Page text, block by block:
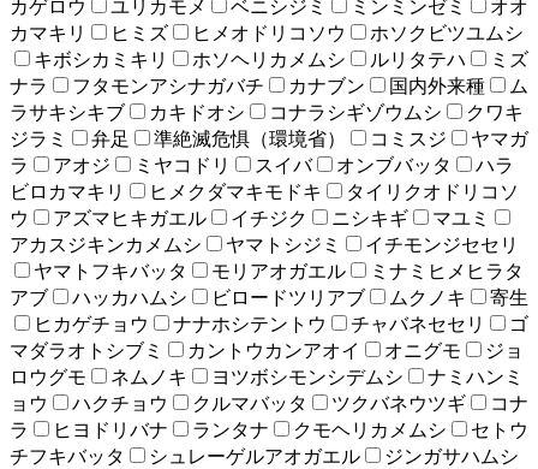
カゲロウ
ユリカモメ ベニシジミ ミンミンゼミ
オオ
カマキリ
ヒミズ ヒメオドリコソウ
ホソクビツユムシ
キボシカミキリ
ホソヘリカメムシ ルリタテハ
ミズ
ナラ
フタモンアシナガバチ カナブン 国内外来種
ム
ラサキシキブ
カキドオシ コナラシギゾウムシ
クワキ
ジラミ
弁足 準絶滅危惧（環境省） コミスジ
ヤマガ
ラ
アオジ ミヤコドリ スイバ オンブバッタ
ハラ
ビロカマキリ
ヒメクダマキモドキ
タイリクオドリコソ
ウ
アズマヒキガエル イチジク ニシキギ
マユミ
アカスジキンカメムシ
ヤマトシジミ
イチモンジセセリ
ヤマトフキバッタ
モリアオガエル
ミナミヒメヒラタ
アブ
ハッカハムシ ビロードツリアブ ムクノキ
寄生
ヒカゲチョウ
ナナホシテントウ チャバネセセリ
ゴ
マダラオトシブミ
カントウカンアオイ オニグモ
ジョ
ロウグモ
ネムノキ ヨツボシモンシデムシ
ナミハンミ
ョウ
ハクチョウ クルマバッタ ツクバネウツギ
コナ
ラ
ヒヨドリバナ ランタナ クモヘリカメムシ
セトウ
チフキバッタ
シュレーゲルアオガエル
ジンガサハムシ